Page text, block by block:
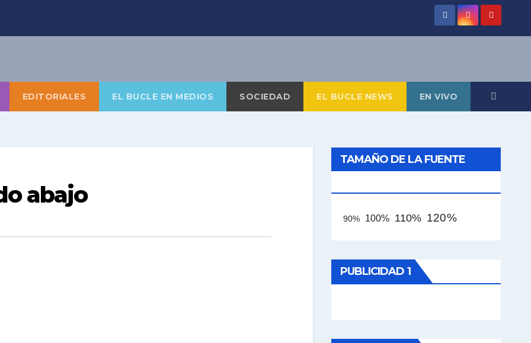
EDITORIALES EL BUCLE EN MEDIOS SOCIEDAD EL BUCLE NEWS EN VIVO
abajo
TAMAÑO DE LA FUENTE
90% 100% 110% 120%
PUBLICIDAD 1